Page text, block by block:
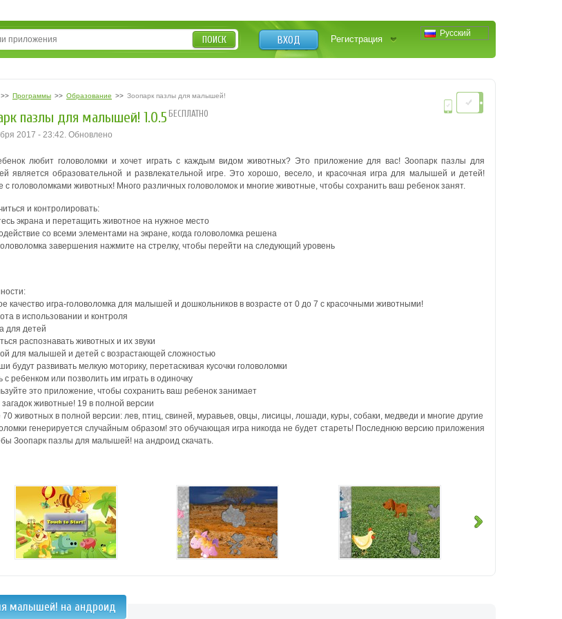
Русский
ВХОД Регистрация
ПОИСК
>> Программы >> Образование >> Зоопарк пазлы для малышей!
пазлы для малышей! 1.0.5 БЕСПЛАТНО
2017 - 23:42. Обновлено
любит головоломки и хочет играть с каждым видом животных? Это приложение для вас!Зоопарк пазлы для
является образовательной и развлекательной игре. Это хорошо, весело, и красочная игра для малышей и детей!
с головоломками животных! Много различных головоломок и многие животные, чтобы сохранить ваш ребенок занят.
и контролировать:
экрана и перетащить животное на нужное место
со всеми элементами на экране, когда головоломка решена
завершения нажмите на стрелку, чтобы перейти на следующий уровень
качество игра-головоломка для малышей и дошкольников в возрасте от 0 до 7 с красочными животными!
в использовании и контроля
для детей
распознавать животных и их звуки
для малышей и детей с возрастающей сложностью
будут развивать мелкую моторику, перетаскивая кусочки головоломки
с ребенком или позволить им играть в одиночку
это приложение, чтобы сохранить ваш ребенок занимает
животные! 19 в полной версии
животных в полной версии: лев, птиц, свиней, муравьев, овцы, лисицы, лошади, куры, собаки, медведи и многие другие
генерируется случайным образом! это обучающая игра никогда не будет стареть! Последнюю версию приложения
Зоопарк пазлы для малышей! на андроид скачать.
малышей! на андроид